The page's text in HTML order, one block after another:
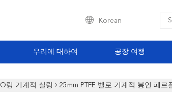
Korean
우리에 대하여 공장 여행
O링 기계적 실링 25mm PTFE 벨로 기계적 봉인 페